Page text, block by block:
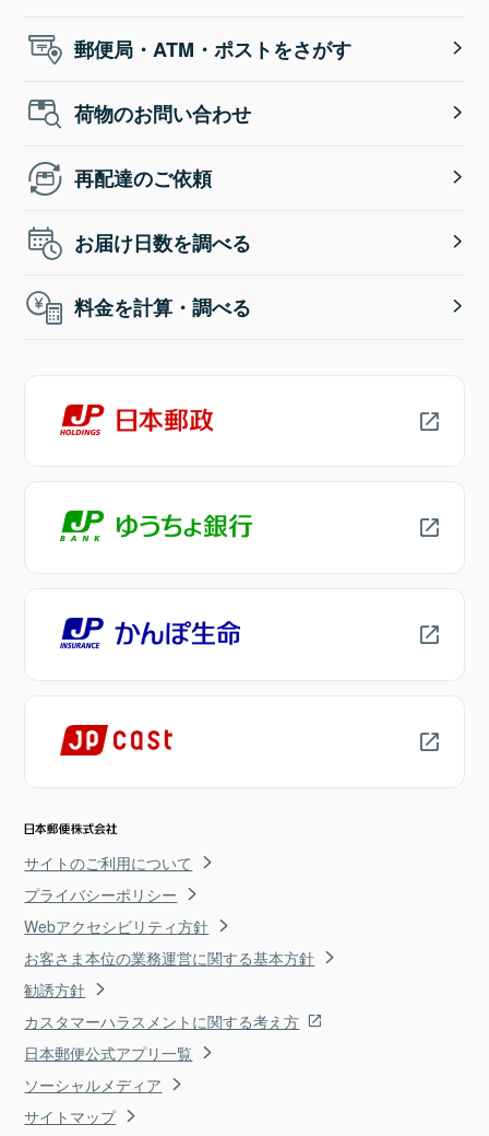
郵便局・ATM・ポストをさがす
荷物のお問い合わせ
再配達のご依頼
お届け日数を調べる
料金を計算・調べる
サイトのご利用について
プライバシーポリシー
Webアクセシビリティ方針
お客さま本位の業務運営に関する基本方針
勧誘方針
カスタマーハラスメントに関する考え方
日本郵便公式アプリ一覧
ソーシャルメディア
サイトマップ